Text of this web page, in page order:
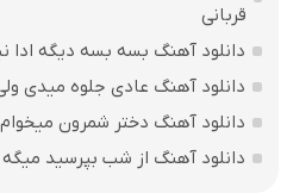
قربانی
دانلود آهنگ بسه بسه دیگه ادا
دانلود آهنگ عادی جلوه میدی
دانلود آهنگ دختر شمرون
دانلود آهنگ از شب بپرسید